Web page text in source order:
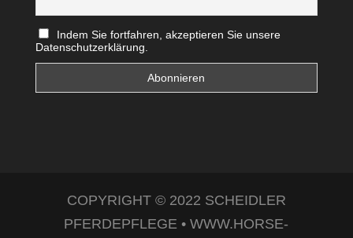
Indem Sie fortfahren, akzeptieren Sie unsere
Datenschutzerklärung.
COPYRIGHT © 2022 SCHEIDLER
PFERDEPFLEGE • WWW.HORSE-